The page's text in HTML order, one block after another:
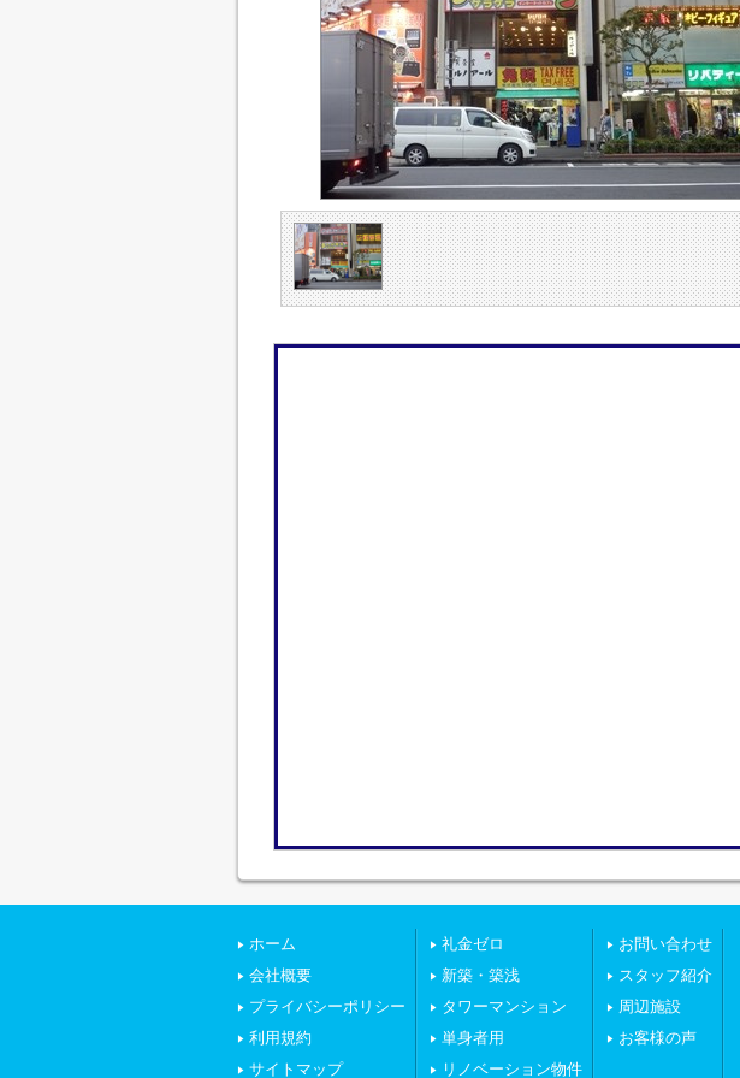
ホーム
会社概要
プライバシーポリシー
利用規約
サイトマップ
礼金ゼロ
新築・築浅
タワーマンション
単身者用
リノベーション物件
お問い合わせ
スタッフ紹介
周辺施設
お客様の声